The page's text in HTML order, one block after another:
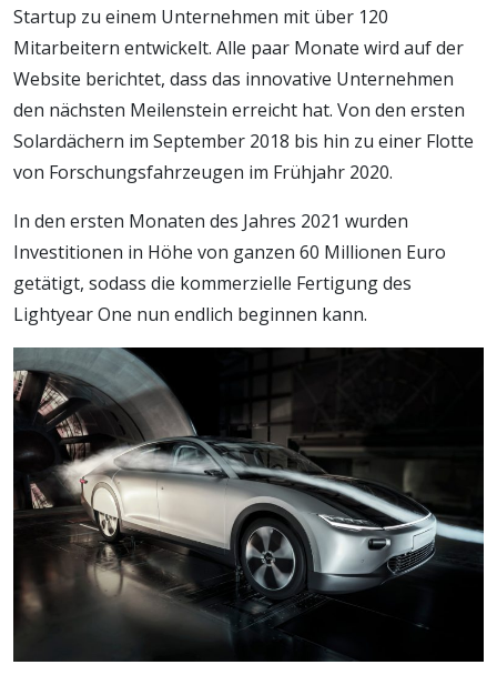
Startup zu einem Unternehmen mit über 120
Mitarbeitern entwickelt. Alle paar Monate wird auf der
Website berichtet, dass das innovative Unternehmen
den nächsten Meilenstein erreicht hat. Von den ersten
Solardächern im September 2018 bis hin zu einer Flotte
von Forschungsfahrzeugen im Frühjahr 2020.
In den ersten Monaten des Jahres 2021 wurden
Investitionen in Höhe von ganzen 60 Millionen Euro
getätigt, sodass die kommerzielle Fertigung des
Lightyear One nun endlich beginnen kann.